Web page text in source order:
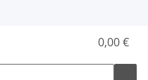
0,00 €